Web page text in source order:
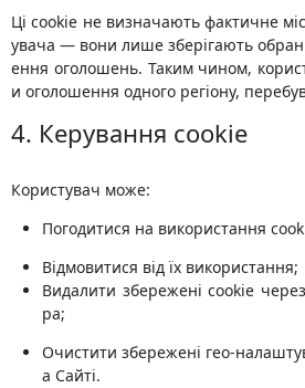
Ці cookie не визначають фактичне
увача — вони лише зберігають
ення оголошень. Таким чином,
и оголошення одного регіону,
4. Керування cookie
Користувач може:
Погодитися на використання
Відмовитися від їх використання;
Видалити збережені cookie
ра;
Очистити збережені гео-
а Сайті.